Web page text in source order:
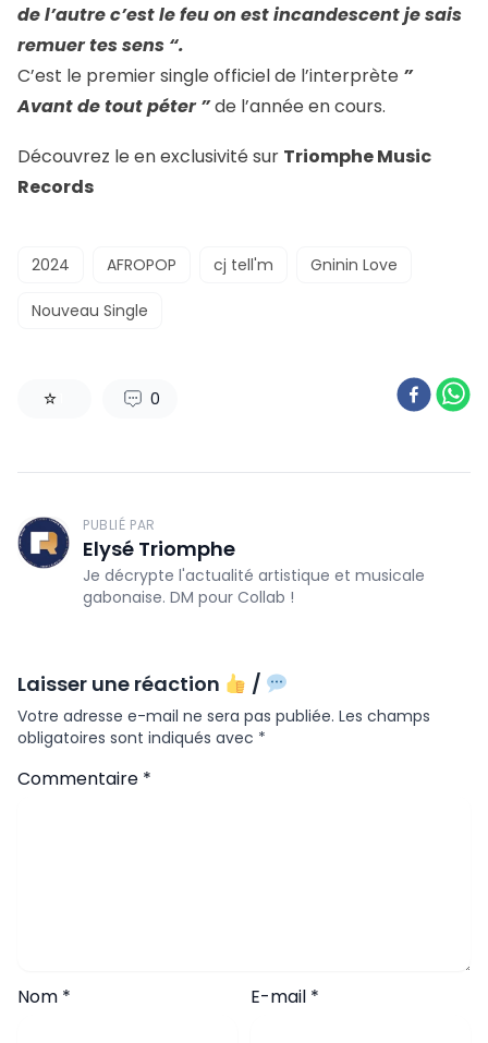
de l’autre c’est le feu on est incandescent je sais
remuer tes sens “.
C’est le premier single officiel de l’interprète ”
Avant de tout péter ”de l’année en cours.
Découvrez le en exclusivité sur Triomphe Music
Records
2024 AFROPOP cj tell'm Gninin Love
Nouveau Single
0
PUBLIÉ PAR
Elysé Triomphe
Je décrypte l'actualité artistique et musicale
gabonaise. DM pour Collab !
Laisser une réaction /
Votre adresse e-mail ne sera pas publiée. Les champs
obligatoires sont indiqués avec *
Commentaire *
Nom * E-mail *